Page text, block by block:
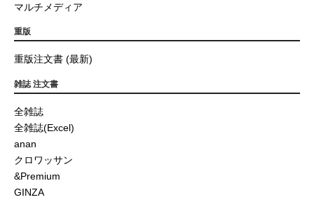
マルチメディア
重版
重版注文書 (最新)
雑誌 注文書
全雑誌
全雑誌(Excel)
anan
クロワッサン
&Premium
GINZA